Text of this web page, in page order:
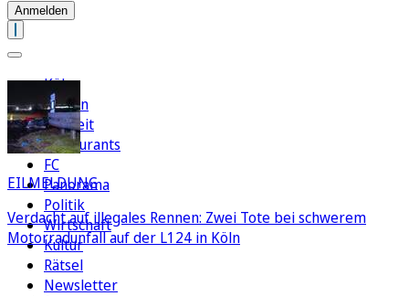
Anmelden
Köln
Region
Freizeit
Restaurants
FC
Panorama
Politik
Wirtschaft
Kultur
Rätsel
Newsletter
EILMELDUNG
Verdacht auf illegales Rennen: Zwei Tote bei schwerem
Motorradunfall auf der L124 in Köln